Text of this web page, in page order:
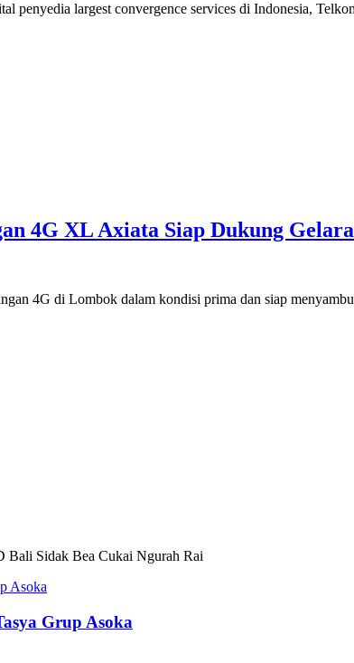
penyedia largest convergence services di Indonesia,
4G XL Axiata Siap Dukung
4G di Lombok dalam kondisi prima dan siap
Bali Sidak Bea Cukai Ngurah Rai
Grup Asoka